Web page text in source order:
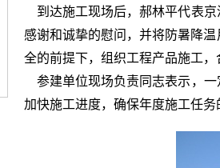
到达施工现场后，郝林平代表京
感谢和诚挚的慰问，并将防暑降
全的前提下，组织工程产品施工
参建单位现场负责同志表示，一
加快施工进度，确保年度施工任务